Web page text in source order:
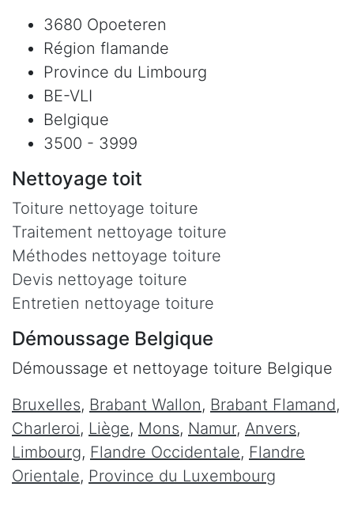
3680 Opoeteren
Région flamande
Province du Limbourg
BE-VLI
Belgique
3500 - 3999
Nettoyage toit
Toiture nettoyage toiture
Traitement nettoyage toiture
Méthodes nettoyage toiture
Devis nettoyage toiture
Entretien nettoyage toiture
Démoussage Belgique
Démoussage et nettoyage toiture Belgique
Bruxelles, Brabant Wallon, Brabant Flamand,
Charleroi, Liège, Mons, Namur, Anvers,
Limbourg, Flandre Occidentale, Flandre
Orientale, Province du Luxembourg